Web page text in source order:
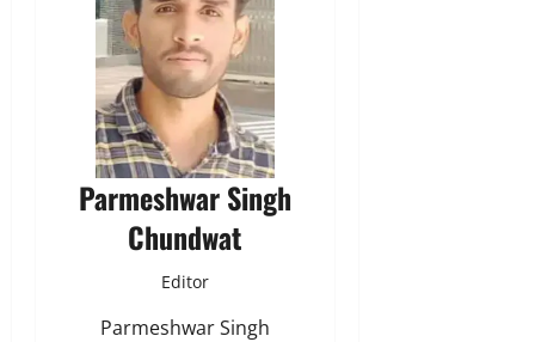
Parmeshwar Singh
Chundwat
Editor
Parmeshwar Singh